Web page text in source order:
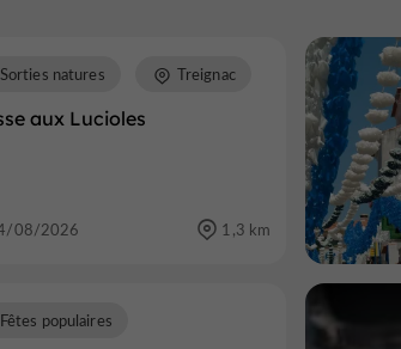
aux Lucioles
Sorties natures Treignac
08/2026 1,3 km
Fêtes populaires